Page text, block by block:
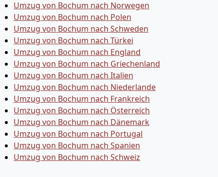
Umzug von Bochum nach Norwegen
Umzug von Bochum nach Polen
Umzug von Bochum nach Schweden
Umzug von Bochum nach Türkei
Umzug von Bochum nach England
Umzug von Bochum nach Griechenland
Umzug von Bochum nach Italien
Umzug von Bochum nach Niederlande
Umzug von Bochum nach Frankreich
Umzug von Bochum nach Österreich
Umzug von Bochum nach Dänemark
Umzug von Bochum nach Portugal
Umzug von Bochum nach Spanien
Umzug von Bochum nach Schweiz